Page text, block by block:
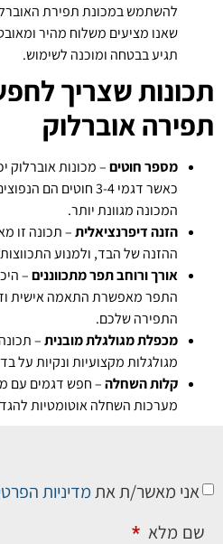
להשתמש במכונת תפירת
שאנו מציעים משלוח מהיר
תגיע בבטחה ומוכנה לשימוש.
תכונות שצריך
תפירה אוברלוק
מספר חוטים
כאשר דגמי 3-4 חוטים
המכונה מגוונת יותר.
הזנה דיפרנציאלית– תכונה זו
ההזנה של הבד, ולמנוע
אורך ורוחב תפר מתכווננים–
התפר מאפשרת התאמה אישית
התפירה שלכם.
מכפלת מגולגלת מובנית–
מגולגלות מקצועיות ונקיות על
קלות השחלה– חפש דגמים עם
מערכות השחלה אוטומטיות
אני מאשר/ת אתמדיניות
שם מלא